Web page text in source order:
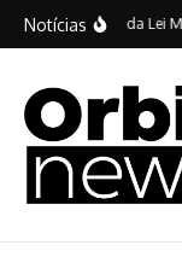
Ir para o conteúdo
Notícias
Vinte anos da Lei